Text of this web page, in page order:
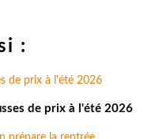
:
de prix à l'été 2026